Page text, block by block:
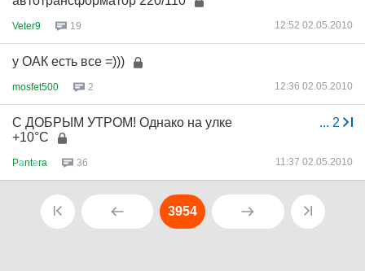
Veter9 19 12:52 02.05.2010
у ОАК есть все =)))
mosfet500 2 12:36 02.05.2010
... 2
С ДОБРЫМ УТРОМ! Однако на улке
+10°C
Pаntеra 36 11:37 02.05.2010
3954